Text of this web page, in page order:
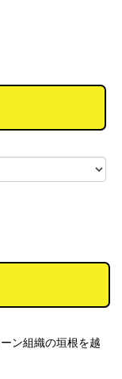
ン組織の垣根を越